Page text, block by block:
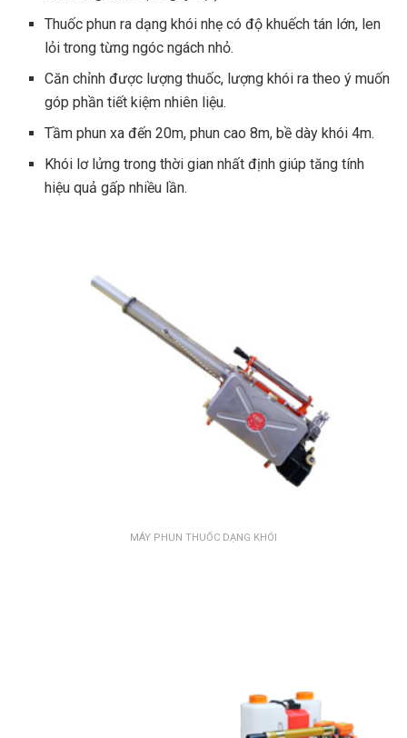
Thuốc phun ra dạng khói nhẹ có độ khuếch tán lớn, len
lỏi trong từng ngóc ngách nhỏ.
Căn chỉnh được lượng thuốc, lượng khói ra theo ý muốn
góp phần tiết kiệm nhiên liệu.
Tầm phun xa đến 20m, phun cao 8m, bề dày khói 4m.
Khói lơ lửng trong thời gian nhất định giúp tăng tính
hiệu quả gấp nhiều lần.
MÁY PHUN THUỐC DẠNG KHÓI